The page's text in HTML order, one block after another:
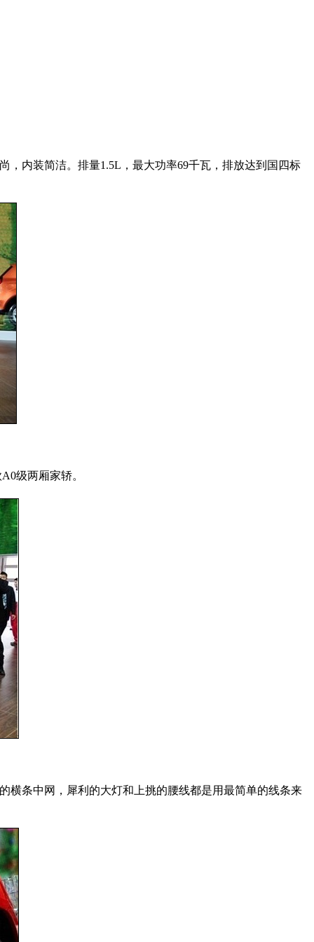
，内装简洁。排量1.5L，最大功率69千瓦，排放达到国四标
级两厢家轿。
横条中网，犀利的大灯和上挑的腰线都是用最简单的线条来